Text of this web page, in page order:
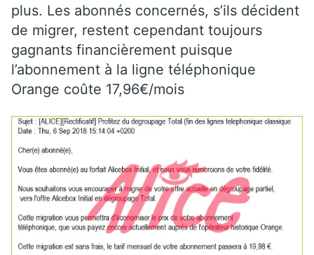
plus. Les abonnés concernés, s’ils décident
de migrer, restent cependant toujours
gagnants financièrement puisque
l’abonnement à la ligne téléphonique
Orange coûte 17,96€/mois